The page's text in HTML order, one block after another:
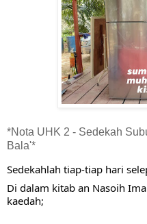
*Nota UHK 2 - Sedekah
Bala'*
Sedekahlah tiap-tiap hari
Di dalam kitab an Nasoih
kaedah;